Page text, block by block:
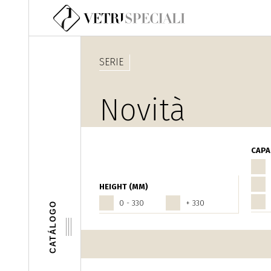
Pasar al contenido principal
CATÁLOGO
HEIGHT (MM)
0 - 330
+ 330
SERIE
Novità